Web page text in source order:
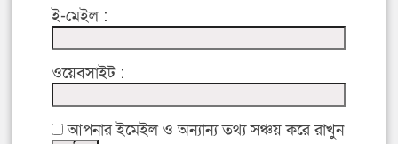
ই-মেইল :
ওয়েবসাইট :
আপনার ইমেইল ও অন্যান্য তথ্য সঞ্চয় করে রাখুন